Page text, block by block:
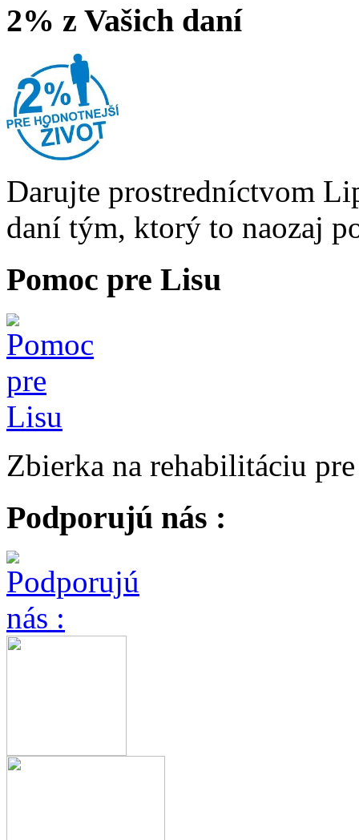
2% z Vašich daní
Darujte prostredníctvom
daní tým, ktorý to naozaj
Pomoc pre Lisu
Zbierka na rehabilitáciu
Podporujú nás :